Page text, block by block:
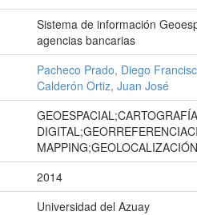
Sistema de información
agencias bancarias
Pacheco Prado, Diego
Calderón Ortiz, Juan José
GEOESPACIAL;CARTOGRAFÍA
MAPPING;GEOLOCALIZACIÓN
2014
Universidad del Azuay